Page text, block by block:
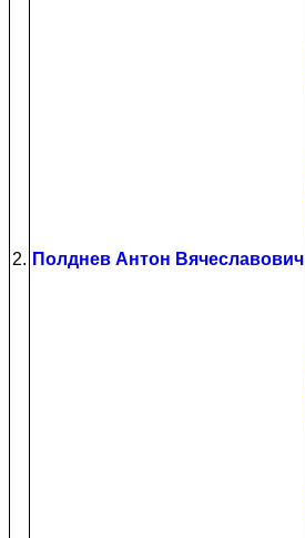
2. Полднев Антон Вячеславович